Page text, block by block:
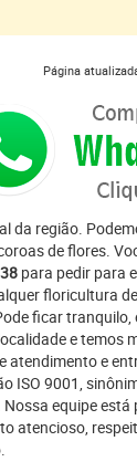
Página
da região.
de flores.
para pedir para
floricultura
ficar tranquilo,
e temos
atendimento e
ISO 9001,
equipe
atencioso,